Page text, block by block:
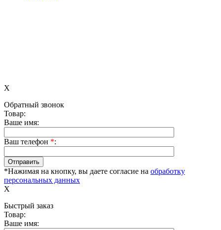
X
Обратный звонок
Товар:
Ваше имя:
Ваш телефон *:
*Нажимая на кнопку, вы даете согласие на обработку
персональных данных
X
Быстрый заказ
Товар:
Ваше имя: